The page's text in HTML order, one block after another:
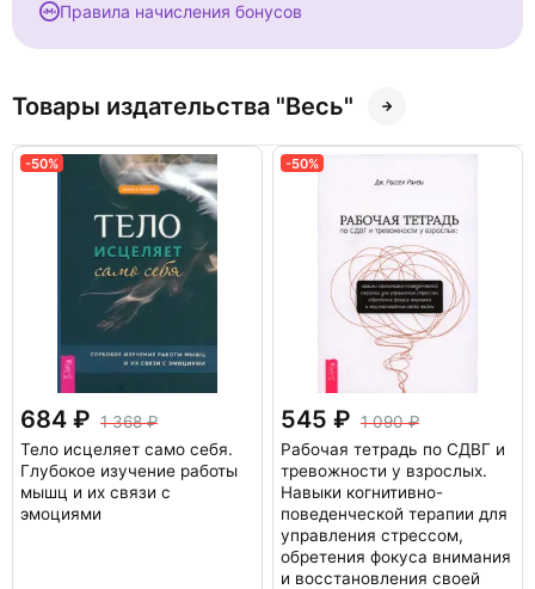
Правила начисления бонусов
Товары издательства "Весь"
-50%
684
1 368
Тело исцеляет само себя.
Глубокое изучение работы
мышц и их связи с
эмоциями
-50%
545
1 090
Рабочая тетрадь по СДВГ и
тревожности у взрослых.
Навыки когнитивно-
поведенческой терапии для
управления стрессом,
обретения фокуса внимания
и восстановления своей